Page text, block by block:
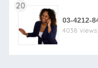
20
03-4212-
4038 views